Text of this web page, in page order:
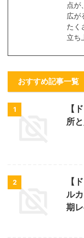
点が
広が
たく
立ち
おすすめ記事一覧
1
【
所
2
【
ル
期